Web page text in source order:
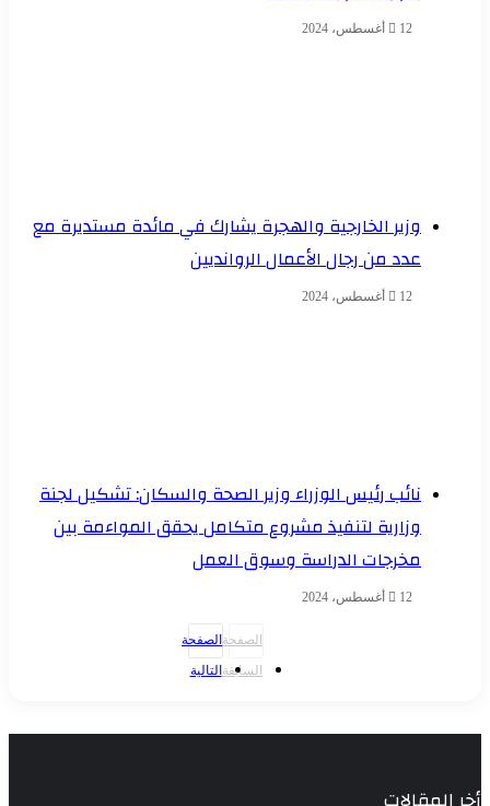
12 أغسطس، 2024
وزير الخارجية والهجرة يشارك في مائدة مستديرة مع
عدد من رجال الأعمال الروانديين
12 أغسطس، 2024
نائب رئيس الوزراء وزير الصحة والسكان: تشكيل لجنة
وزارية لتنفيذ مشروع متكامل يحقق المواءمة بين
مخرجات الدراسة وسوق العمل
12 أغسطس، 2024
الصفحة
السابقة
الصفحة
التالية